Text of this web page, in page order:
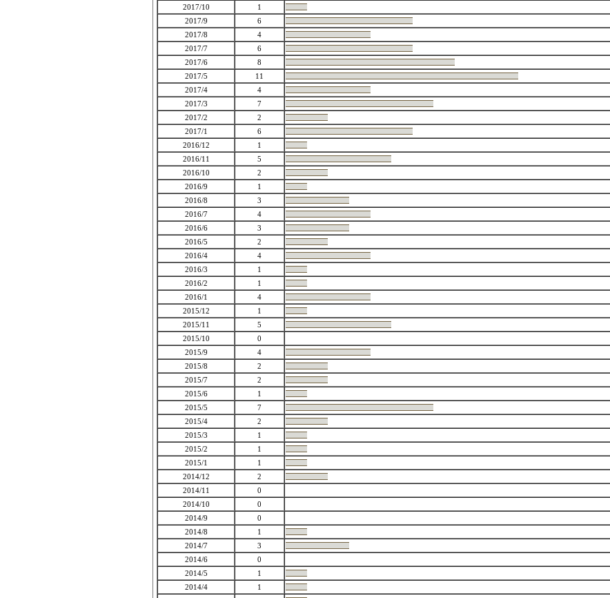
2017/10
1
2017/9
6
2017/8
4
2017/7
6
2017/6
8
2017/5
11
2017/4
4
2017/3
7
2017/2
2
2017/1
6
2016/12
1
2016/11
5
2016/10
2
2016/9
1
2016/8
3
2016/7
4
2016/6
3
2016/5
2
2016/4
4
2016/3
1
2016/2
1
2016/1
4
2015/12
1
2015/11
5
2015/10
0
2015/9
4
2015/8
2
2015/7
2
2015/6
1
2015/5
7
2015/4
2
2015/3
1
2015/2
1
2015/1
1
2014/12
2
2014/11
0
2014/10
0
2014/9
0
2014/8
1
2014/7
3
2014/6
0
2014/5
1
2014/4
1